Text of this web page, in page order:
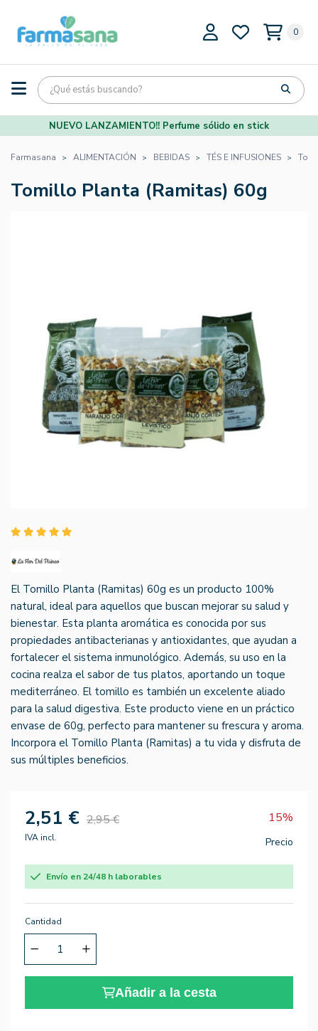
0
NUEVO LANZAMIENTO!! Perfume sólido en stick
Farmasana ALIMENTACIÓN BEBIDAS TÉS E INFUSIONES
Tomillo Planta (Ramitas) 60g
El Tomillo Planta (Ramitas) 60g es un producto 100%
natural, ideal para aquellos que buscan mejorar su salud y
bienestar. Esta planta aromática es conocida por sus
propiedades antibacterianas y antioxidantes, que ayudan a
fortalecer el sistema inmunológico. Además, su uso en la
cocina realza el sabor de tus platos, aportando un toque
mediterráneo. El tomillo es también un excelente aliado
para la salud digestiva. Este producto viene en un práctico
envase de 60g, perfecto para mantener su frescura y aroma.
Incorpora el Tomillo Planta (Ramitas) a tu vida y disfruta de
sus múltiples beneficios.
2,51 € 2,95 € 15%
IVA incl. Precio
Envío en 24/48 h laborables
Cantidad
Añadir a la cesta